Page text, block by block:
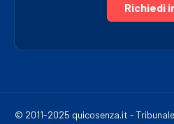
Richiedi
© 2011-2025 quicosenza.it -